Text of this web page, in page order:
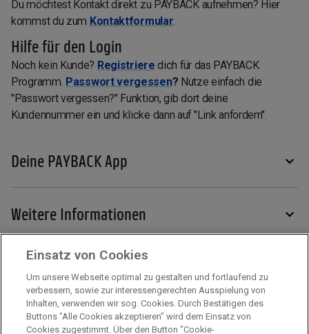
Du möchtest Kontakt direkt zu PAYBACK aufnehmen? Hier
kommst du zum Kontaktformular.
Hilfe für den Login
Noch kein Kunde? Registriere dich für das PAYBACK
Programm. Passwort vergessen? Nutze einfach die
"Passwort vergessen?" Funktion, gib dort deine
Kundennummer ein und klicke dann auf "Link anfordern".
Deine PAYBACK App
Weitere Informationen
Mehr zu PAYBACK
Einsatz von Cookies
Um unsere Webseite optimal zu gestalten und fortlaufend zu
verbessern, sowie zur interessengerechten Ausspielung von
Inhalten, verwenden wir sog. Cookies. Durch Bestätigen des
Buttons "Alle Cookies akzeptieren" wird dem Einsatz von
Cookies zugestimmt. Über den Button "Cookie-